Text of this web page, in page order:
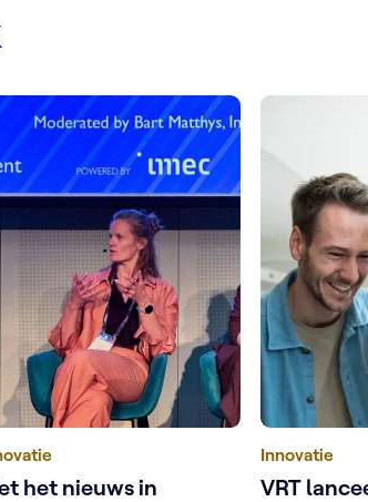
het nieuws in
Innovatie
VRT